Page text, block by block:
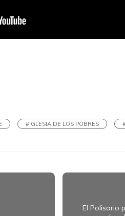
#IGLESIA DE LOS POBRES
El Polisario